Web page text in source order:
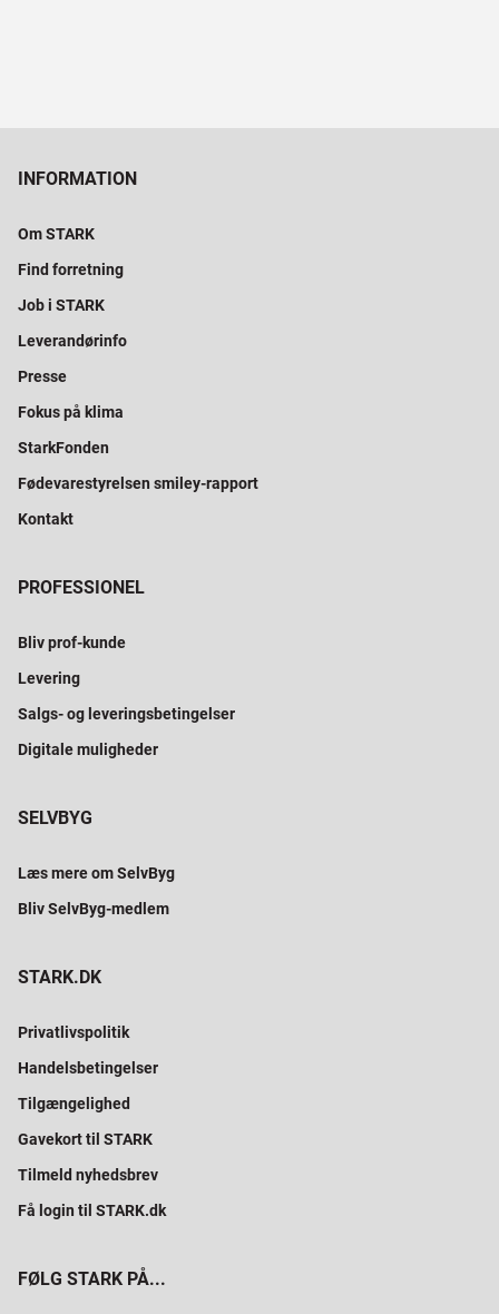
INFORMATION
Om STARK
Find forretning
Job i STARK
Leverandørinfo
Presse
Fokus på klima
StarkFonden
Fødevarestyrelsen smiley-rapport
Kontakt
PROFESSIONEL
Bliv prof-kunde
Levering
Salgs- og leveringsbetingelser
Digitale muligheder
SELVBYG
Læs mere om SelvByg
Bliv SelvByg-medlem
STARK.DK
Privatlivspolitik
Handelsbetingelser
Tilgængelighed
Gavekort til STARK
Tilmeld nyhedsbrev
Få login til STARK.dk
FØLG STARK PÅ...